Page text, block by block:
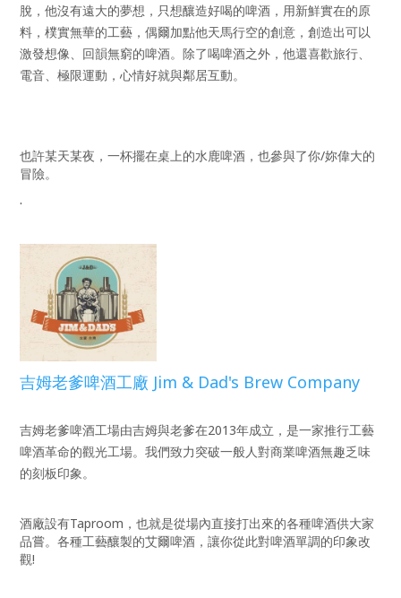
脫，他沒有遠大的夢想，只想釀造好喝的啤酒，用新鮮實在的原
料，樸實無華的工藝，偶爾加點他天馬行空的創意，創造出可以
激發想像、回韻無窮的啤酒。除了喝啤酒之外，他還喜歡旅行、
電音、極限運動，心情好就與鄰居互動。
也許某天某夜，一杯擺在桌上的水鹿啤酒，也參與了你/妳偉大的
冒險。
.
吉姆老爹啤酒工廠 Jim & Dad's Brew Company
吉姆老爹啤酒工場由吉姆與老爹在2013年成立，是一家推行工藝
啤酒革命的觀光工場。我們致力突破一般人對商業啤酒無趣乏味
的刻板印象。
酒廠設有Taproom，也就是從場內直接打出來的各種啤酒供大家
品嘗。各種工藝釀製的艾爾啤酒，讓你從此對啤酒單調的印象改
觀!